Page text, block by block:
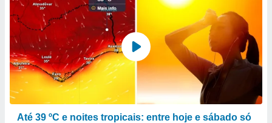
Até 39 ºC e noites tropicais: entre hoje e sábado só